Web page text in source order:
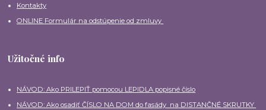
Kontakty
ONLINE Formulár na odstúpenie od zmluvy
Užitočné info
NÁVOD: Ako PRILEPIŤ pomocou LEPIDLA popisné číslo
NÁVOD: Ako osadiť ČÍSLO NA DOM do fasády na DISTANČNÉ SKRUTKY